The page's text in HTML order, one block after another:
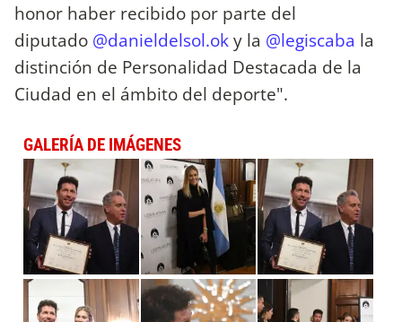
honor haber recibido por parte del
diputado @danieldelsol.oky la @legiscaba la
distinción de Personalidad Destacada de la
Ciudad en el ámbito del deporte".
GALERÍA DE IMÁGENES